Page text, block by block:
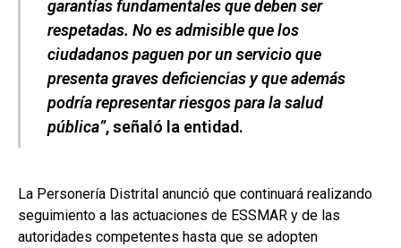
garantías fundamentales que deben ser
respetadas. No es admisible que los
ciudadanos paguen por un servicio que
presenta graves deficiencias y que además
podría representar riesgos para la salud
pública”, señaló la entidad.
La Personería Distrital anunció que continuará realizando
seguimiento a las actuaciones de ESSMAR y de las
autoridades competentes hasta que se adopten